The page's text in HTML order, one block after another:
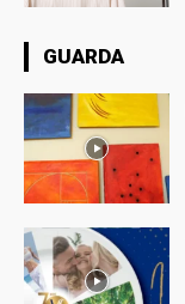
GUARDA